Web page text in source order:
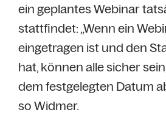
ein geplantes Webinar
stattfindet: „Wenn ein
eingetragen ist und den
hat, können alle sicher
dem festgelegten Datum
so Widmer.